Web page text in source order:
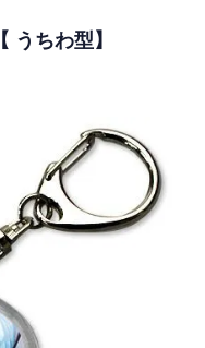
うちわ型】